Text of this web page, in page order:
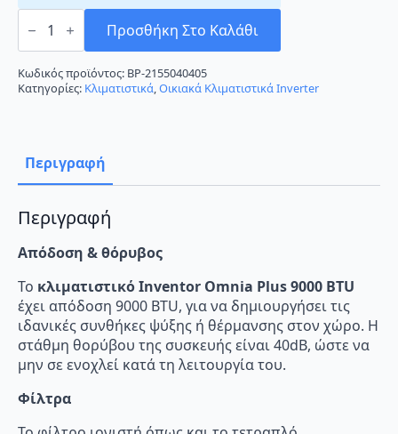
Inventor
Omnia
O2MVI-
09WiFiR/O2MVO-
09
Κλιματιστικό
A++/A+++
με
Ιονιστή
WiFi
ποσότητα
Προσθήκη Στο Καλάθι
Κωδικός προϊόντος: BP-2155040405
Κατηγορίες: Κλιματιστικά,Οικιακά Κλιματιστικά Inverter
Περιγραφή
Περιγραφή
Απόδοση & θόρυβος
Το κλιματιστικό Inventor Omnia Plus 9000 BTU
έχει απόδοση 9000 BTU, για να δημιουργήσει τις
ιδανικές συνθήκες ψύξης ή θέρμανσης στον χώρο. Η
στάθμη θορύβου της συσκευής είναι 40dB, ώστε να
μην σε ενοχλεί κατά τη λειτουργία του.
Φίλτρα